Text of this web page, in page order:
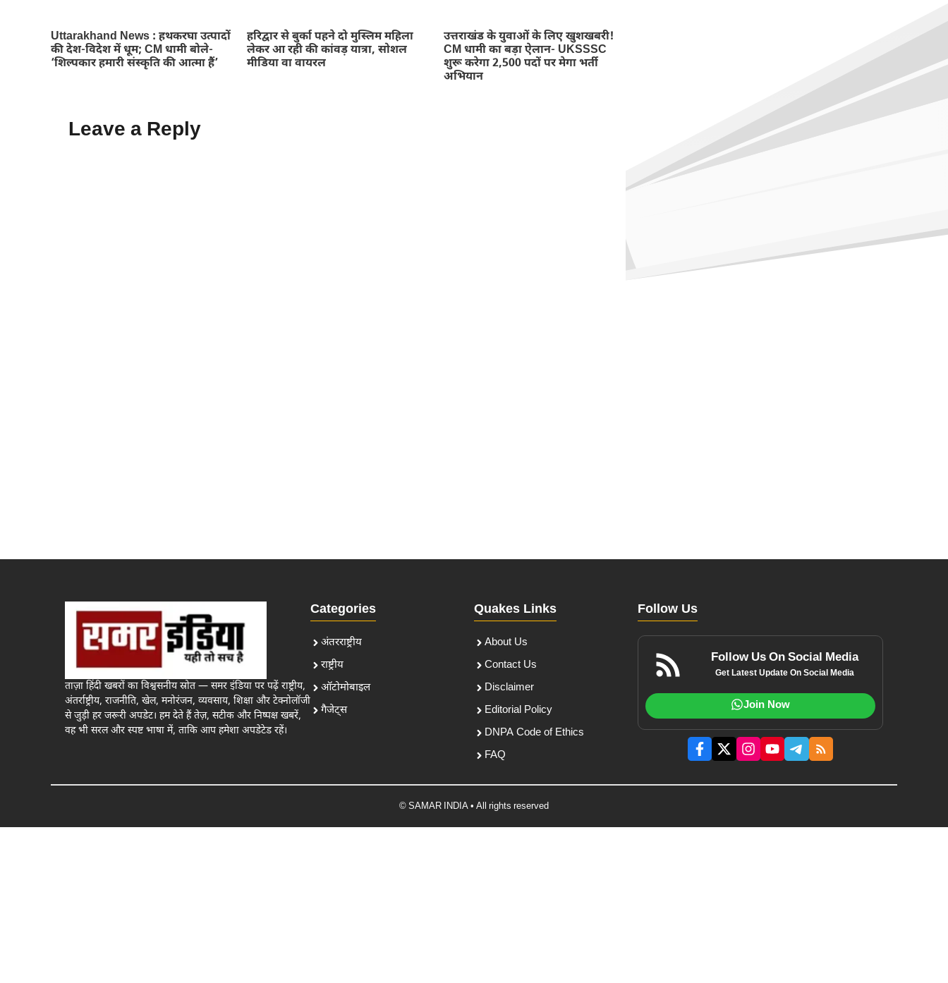
Uttarakhand News : हथकरघा उत्पादों
की देश-विदेश में धूम; CM धामी बोले-
‘शिल्पकार हमारी संस्कृति की आत्मा हैं’
हरिद्वार से बुर्का पहने दो मुस्लिम महिला
लेकर आ रही की कांवड़ यात्रा, सोशल
मीडिया वा वायरल
उत्तराखंड के युवाओं के लिए खुशखबरी!
CM धामी का बड़ा ऐलान- UKSSSC
शुरू करेगा 2,500 पदों पर मेगा भर्ती
अभियान
Leave a Reply
ताज़ा हिंदी खबरों का विश्वसनीय स्रोत — समर इंडिया पर पढ़ें राष्ट्रीय,
अंतर्राष्ट्रीय, राजनीति, खेल, मनोरंजन, व्यवसाय, शिक्षा और टेक्नोलॉजी
से जुड़ी हर जरूरी अपडेट। हम देते हैं तेज़, सटीक और निष्पक्ष खबरें,
वह भी सरल और स्पष्ट भाषा में, ताकि आप हमेशा अपडेटेड रहें।
Categories
अंतरराष्ट्रीय
राष्ट्रीय
ऑटोमोबाइल
गैजेट्स
Quakes Links
About Us
Contact Us
Disclaimer
Editorial Policy
DNPA Code of Ethics
FAQ
Follow Us
Follow Us On Social Media
Get Latest Update On Social Media
Join Now
© SAMAR INDIA • All rights reserved